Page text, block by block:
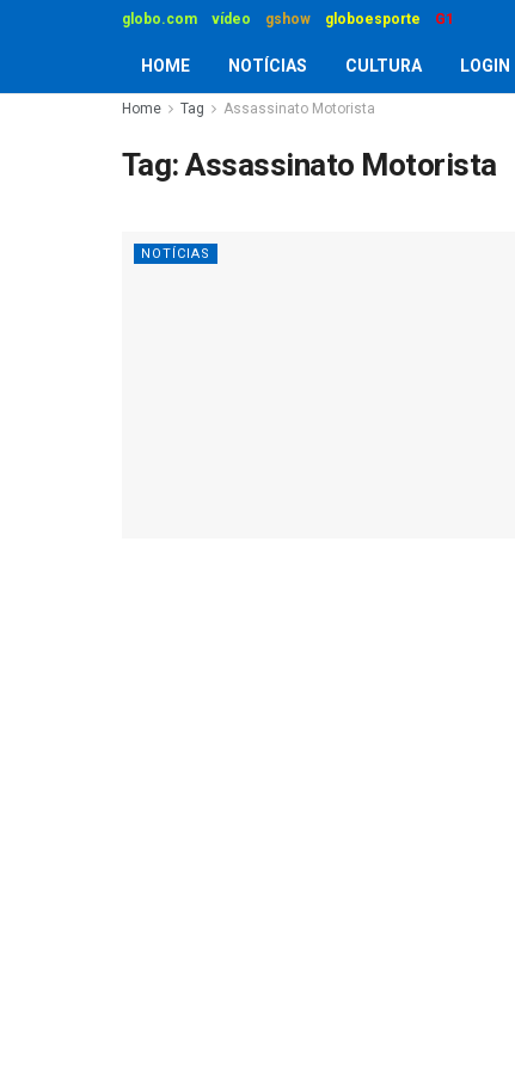
globo.com vídeo gshow globoesporte G1
HOME NOTÍCIAS CULTURA LOGIN
Home Tag Assassinato Motorista
Tag:Assassinato Motorista
NOTÍCIAS